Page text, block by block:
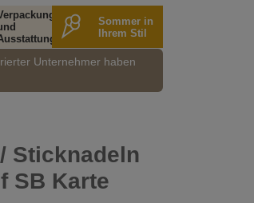
Sommer in
Ihrem Stil
Unternehmer haben
Sticknadeln
SB Karte